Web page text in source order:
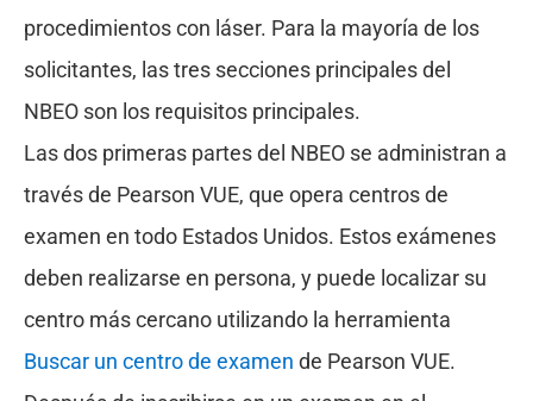
procedimientos con láser. Para la mayoría de los
solicitantes, las tres secciones principales del
NBEO son los requisitos principales.
Las dos primeras partes del NBEO se administran a
través de Pearson VUE, que opera centros de
examen en todo Estados Unidos. Estos exámenes
deben realizarse en persona, y puede localizar su
centro más cercano utilizando la herramienta
Buscar un centro de examen de Pearson VUE.